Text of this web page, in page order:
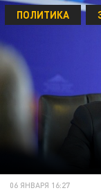
ПОЛИТИКА
06 ЯНВАРЯ 16:27